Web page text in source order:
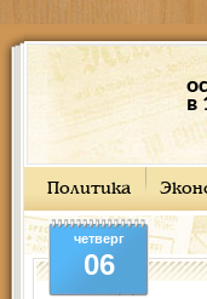
в
Политика
четверг
06